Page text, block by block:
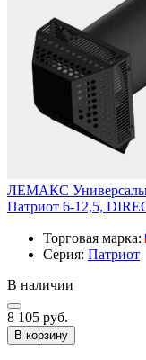
ЛЕМАКС
Патриот 6-12,5,
Торговая марка:
Серия: Патриот
В наличии
8 105 руб.
В корзину